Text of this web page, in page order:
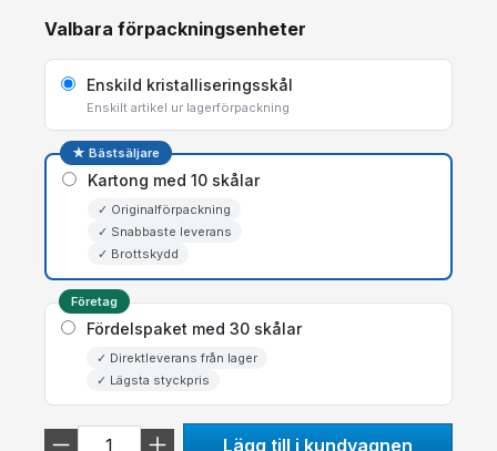
Valbara förpackningsenheter
Enskild kristalliseringsskål
Enskilt artikel ur lagerförpackning
★ Bästsäljare
Kartong med 10 skålar
✓ Originalförpackning
✓ Snabbaste leverans
✓ Brottskydd
Företag
Fördelspaket med 30 skålar
✓ Direktleverans från lager
✓ Lägsta styckpris
Lägg till i kundvagnen